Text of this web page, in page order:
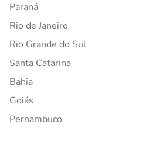
Paraná
Rio de Janeiro
Rio Grande do Sul
Santa Catarina
Bahia
Goiás
Pernambuco